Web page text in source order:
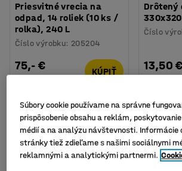
Priesvitné vrecia na
odpad, 14 roliek (10 ks /
rolka), 240 L
Číslo výrobku: 205204
75,- €
Bez DPH
KÚPIŤ
Drôtený
Číslo
13,50 €
Bez DPH
Súbory cookie používame na správne
prispôsobenie obsahu a reklám,
médií a na analýzu návštevnosti. Informácie
stránky tiež zdieľame s našimi sociálnymi
reklamnými a analytickými partnermi.